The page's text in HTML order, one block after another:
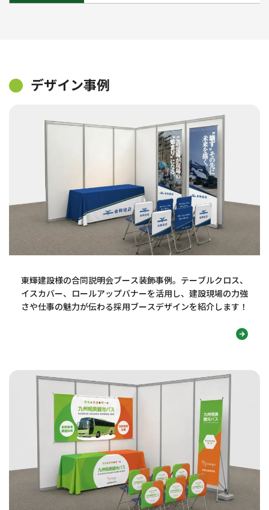
デザイン事例
東輝建設様の合同説明会ブース装飾事例。テーブルクロス、
イスカバー、ロールアップバナーを活用し、建設現場の力強
さや仕事の魅力が伝わる採用ブースデザインを紹介します！